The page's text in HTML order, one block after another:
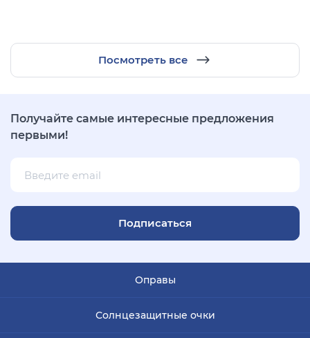
Посмотреть все
Получайте самые интересные предложения
первыми!
Подписаться
Оправы
Солнцезащитные очки